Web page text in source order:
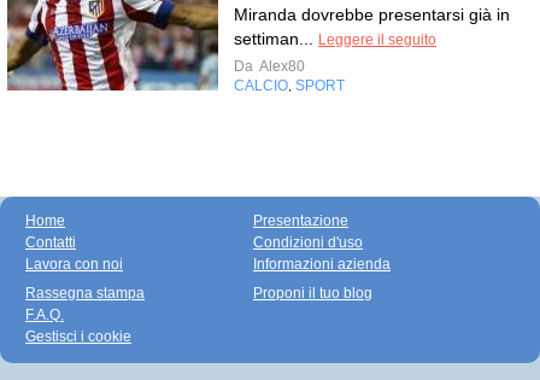
Miranda dovrebbe presentarsi già in
settiman...
Leggere il seguito
Da Alex80
CALCIO SPORT
Home
Contatti
Lavora con noi
Presentazione
Condizioni d'uso
Informazioni azienda
Rassegna stampa
F.A.Q.
Gestisci i cookie
Proponi il tuo blog